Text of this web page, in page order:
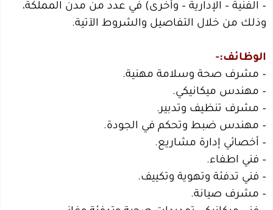
– الفنية – الإدارية – وأخرى) في عدد من مدن المملكة،
وذلك من خلال التفاصيل والشروط الآتية.
الوظائف:-
– مشرف صحة وسلامة مهنية.
– مهندس ميكانيكي.
– مشرف تنظيف وتدبير.
– مهندس ضبط وتحكم في الجودة.
– أخصائي إدارة مشاريع.
– فني اطفاء.
– فني تدفئة وتهوية وتكييف.
– مشرف صيانة.